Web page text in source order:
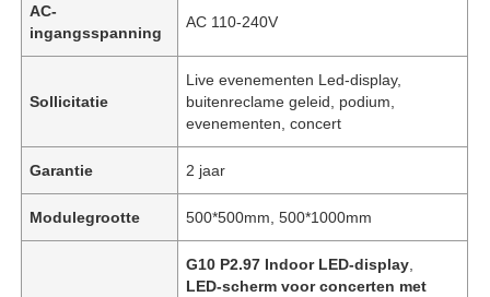
AC-
ingangsspanning
AC 110-240V
Sollicitatie
Live evenementen Led-display,
buitenreclame geleid, podium,
evenementen, concert
Garantie 2 jaar
Modulegrootte 500*500mm, 500*1000mm
G10 P2.97 Indoor LED-display
LED-scherm voor concerten met